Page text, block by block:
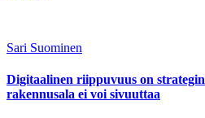
Sari Suominen
Digitaalinen riippuvuus on
rakennusala ei voi sivuuttaa